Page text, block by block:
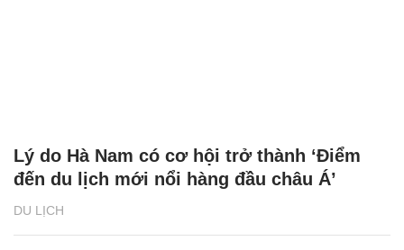
DU LỊCH
Lý do Hà Nam có cơ hội trở thành ‘Điểm
đến du lịch mới nổi hàng đầu châu Á’